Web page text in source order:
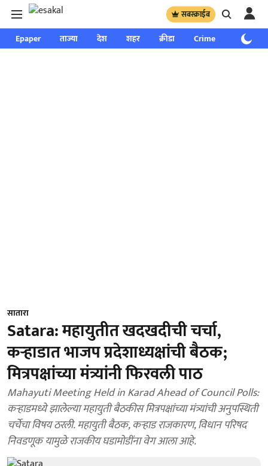
सबस्क्राईब
Epaper ताज्या देश शहर क्रीडा Crime साप्ताहिक
सातारा
Satara: महायुतीत खदखदीची चर्चा,
कऱ्हाडात भाजप प्रदेशाध्यक्षांची बैठक;
मित्रपक्षांच्या मंत्र्यांनी फिरवली पाठ
Mahayuti Meeting Held in Karad Ahead of Council Polls:
कऱ्हाडमध्ये झालेल्या महायुती बैठकीस मित्रपक्षांच्या मंत्र्यांची अनुपस्थिती
चर्चेचा विषय ठरली. महायुती बैठक, कऱ्हाड राजकारण, विधान परिषद
निवडणूक यामुळे राजकीय घडामोडींना वेग आला आहे.